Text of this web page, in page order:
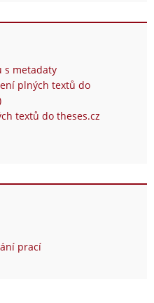
s metadaty
plných textů do
textů do theses.cz
prací